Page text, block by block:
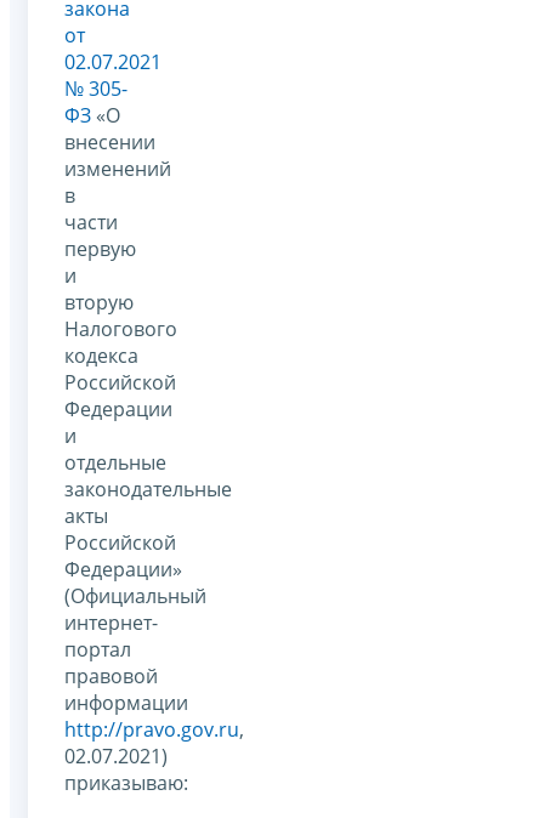
закона
от
02.07.2021
№ 305-
ФЗ «О
внесении
изменений
в
части
первую
и
вторую
Налогового
кодекса
Российской
Федерации
и
отдельные
законодательные
акты
Российской
Федерации»
(Официальный
интернет-
портал
правовой
информации
http://pravo.gov.ru,
02.07.2021)
приказываю: